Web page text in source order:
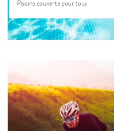
Piscine couverte pour tous